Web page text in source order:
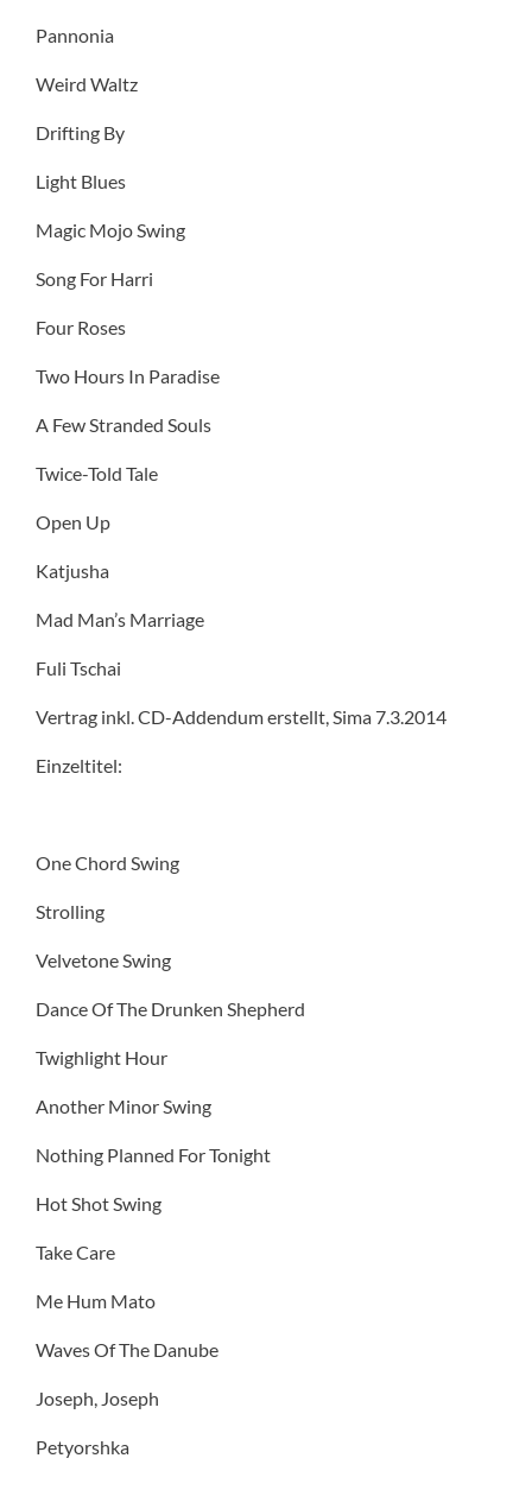
Pannonia
Weird Waltz
Drifting By
Light Blues
Magic Mojo Swing
Song For Harri
Four Roses
Two Hours In Paradise
A Few Stranded Souls
Twice-Told Tale
Open Up
Katjusha
Mad Man’s Marriage
Fuli Tschai
Vertrag inkl. CD-Addendum erstellt, Sima 7.3.2014
Einzeltitel:
One Chord Swing
Strolling
Velvetone Swing
Dance Of The Drunken Shepherd
Twighlight Hour
Another Minor Swing
Nothing Planned For Tonight
Hot Shot Swing
Take Care
Me Hum Mato
Waves Of The Danube
Joseph, Joseph
Petyorshka